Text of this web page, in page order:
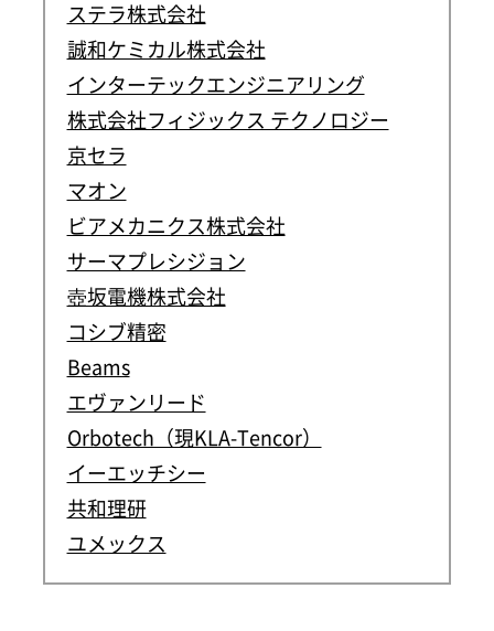
ステラ株式会社
誠和ケミカル株式会社
インターテックエンジニアリング
株式会社フィジックス テクノロジー
京セラ
マオン
ビアメカニクス株式会社
サーマプレシジョン
壺坂電機株式会社
コシブ精密
Beams
エヴァンリード
Orbotech（現KLA-Tencor）
イーエッチシー
共和理研
ユメックス